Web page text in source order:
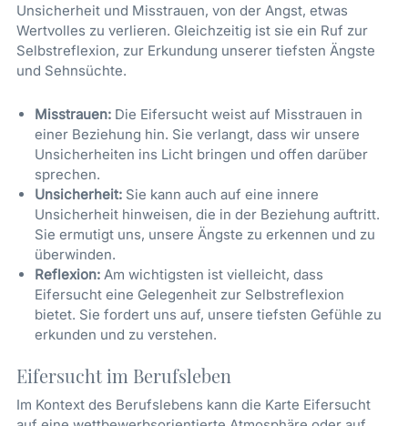
Unsicherheit und Misstrauen, von der Angst, etwas
Wertvolles zu verlieren. Gleichzeitig ist sie ein Ruf zur
Selbstreflexion, zur Erkundung unserer tiefsten Ängste
und Sehnsüchte.
Misstrauen: Die Eifersucht weist auf Misstrauen in
einer Beziehung hin. Sie verlangt, dass wir unsere
Unsicherheiten ins Licht bringen und offen darüber
sprechen.
Unsicherheit: Sie kann auch auf eine innere
Unsicherheit hinweisen, die in der Beziehung auftritt.
Sie ermutigt uns, unsere Ängste zu erkennen und zu
überwinden.
Reflexion: Am wichtigsten ist vielleicht, dass
Eifersucht eine Gelegenheit zur Selbstreflexion
bietet. Sie fordert uns auf, unsere tiefsten Gefühle zu
erkunden und zu verstehen.
Eifersucht im Berufsleben
Im Kontext des Berufslebens kann die Karte Eifersucht